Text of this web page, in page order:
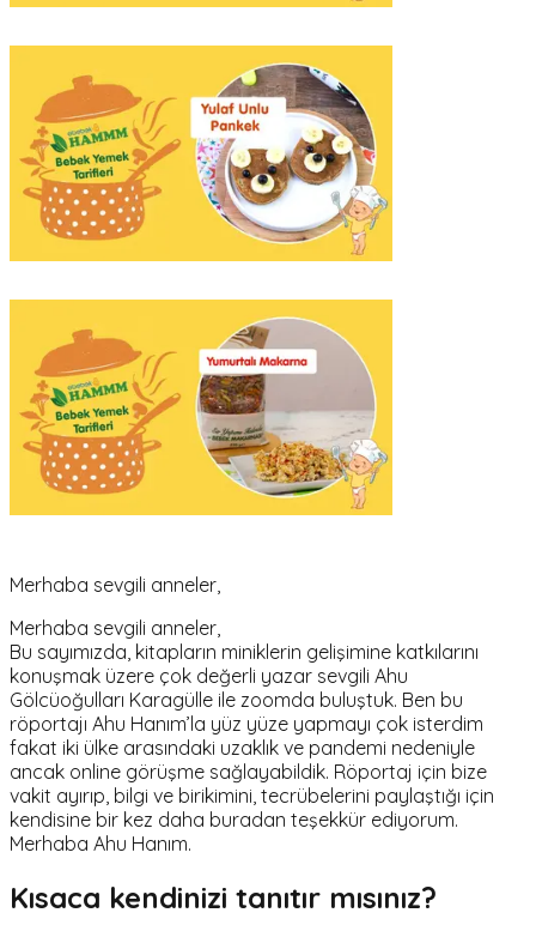
Merhaba sevgili anneler,
Merhaba sevgili anneler,
Bu sayımızda, kitapların miniklerin gelişimine katkılarını
konuşmak üzere çok değerli yazar sevgili Ahu
Gölcüoğulları Karagülle ile zoomda buluştuk. Ben bu
röportajı Ahu Hanım’la yüz yüze yapmayı çok isterdim
fakat iki ülke arasındaki uzaklık ve pandemi nedeniyle
ancak online görüşme sağlayabildik. Röportaj için bize
vakit ayırıp, bilgi ve birikimini, tecrübelerini paylaştığı için
kendisine bir kez daha buradan teşekkür ediyorum.
Merhaba Ahu Hanım.
Kısaca kendinizi tanıtır mısınız?